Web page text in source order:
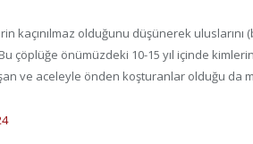
kaçınılmaz olduğunu düşünerek
çöplüğe önümüzdeki 10-15 yıl içinde
ve aceleyle önden koşturanlar olduğu da